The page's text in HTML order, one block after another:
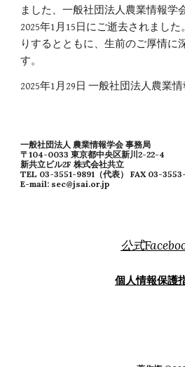
ました、一般社団法人農業情報学
2025年1月15日にご逝去されまし
りするとともに、生前のご厚情に
す。
2025年1月29日 一般社団法人農業
一般社団法人 農業情報学会 事務局
〒104-0033 東京都中央区新川2-22-4
新共立ビル2F 株式会社共立
TEL 03-3551-9891（代表） FAX 03-
E-mail: sec@jsai.or.jp
公式
個人情報保護